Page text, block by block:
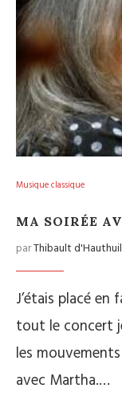
Musique classique
MA SOIRÉE
parThibault
J’étais placé en
tout le concert
les
avec Martha.…